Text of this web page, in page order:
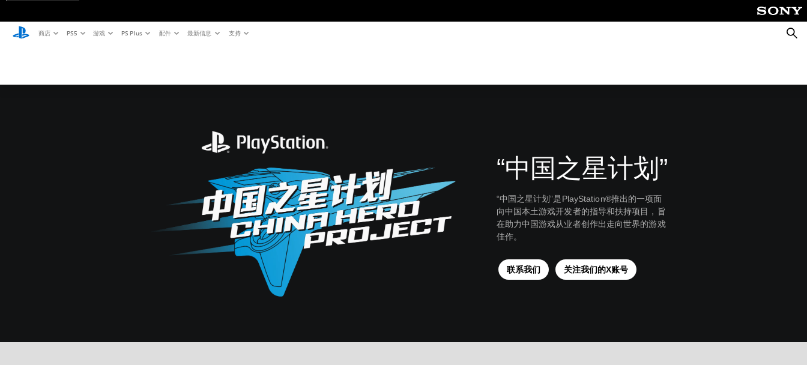
商店 PS5 游戏 PS Plus 配件 最新信息 支持
搜
索
“中国之星计划”
“中国之星计划”是PlayStation®推出的一项面
向中国本土游戏开发者的指导和扶持项目，旨
在助力中国游戏从业者创作出走向世界的游戏
佳作。
联系我们 关注我们的X账号